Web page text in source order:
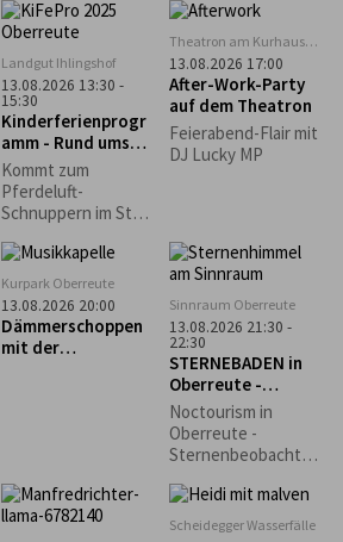
Gemeinsam
schauen wir in den
Nachthimmel und
entdecken die
Schönheiten des
Nachthimmels.
Landgut Ihlingshof
13.08.2026 13:30 -
15:30
Kinderferienprogr
amm - Rund ums
Pferd -
AUSGEBUCHT!
Kommt zum
Pferdeluft-
Schnuppern im Stall
Schwärzler auf dem
Ihlingshof. Bitte
Getränk mitbringen!
Theatron am Kurhaus
Scheidegg
13.08.2026 17:00
After-Work-Party
auf dem Theatron
Feierabend-Flair mit
DJ Lucky MP
Kurpark Oberreute
13.08.2026 20:00
Dämmerschoppen
mit der
Sinnraum Oberreute
13.08.2026 21:30 -
22:30
STERNEBADEN in
Oberreute -
Perseiden-
Beobachtung
Noctourism in
Oberreute -
Sternenbeobachtu
Gemeinsam
schauen wir in den
Scheidegger Wasserfälle